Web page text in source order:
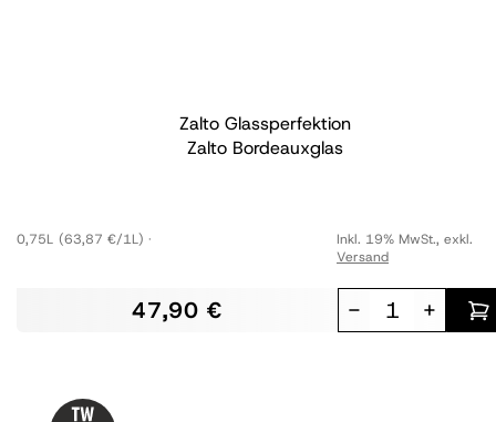
Zalto Glassperfektion
Zalto Bordeauxglas
0,75L (63,87 €/1L)
47,90 €
Inkl. 19% MwSt., exkl.
Versand
- +